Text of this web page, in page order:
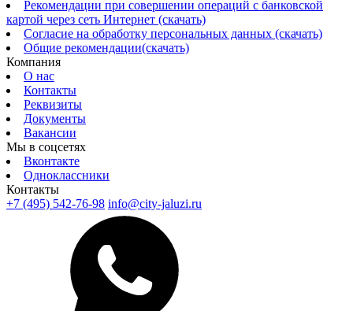
Рекомендации при совершении операций с банковской
картой через сеть Интернет (скачать)
Согласие на обработку персональных данных (скачать)
Общие рекомендации(скачать)
Компания
О нас
Контакты
Реквизиты
Документы
Вакансии
Мы в соцсетях
Вконтакте
Одноклассники
Контакты
+7 (495) 542-76-98 info@city-jaluzi.ru